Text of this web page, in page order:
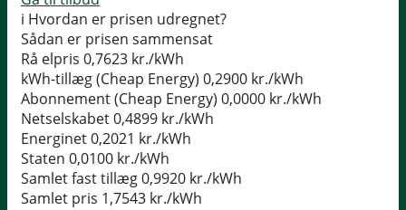
i Hvordan er prisen udregnet?
Sådan er prisen sammensat
Rå elpris 0,7623 kr./kWh
kWh-tillæg (Cheap Energy) 0,2900 kr./kWh
Abonnement (Cheap Energy) 0,0000 kr./kWh
Netselskabet0,4899 kr./kWh
Energinet0,2021 kr./kWh
Staten 0,0100 kr./kWh
Samlet fast tillæg0,9920 kr./kWh
Samlet pris 1,7543 kr./kWh